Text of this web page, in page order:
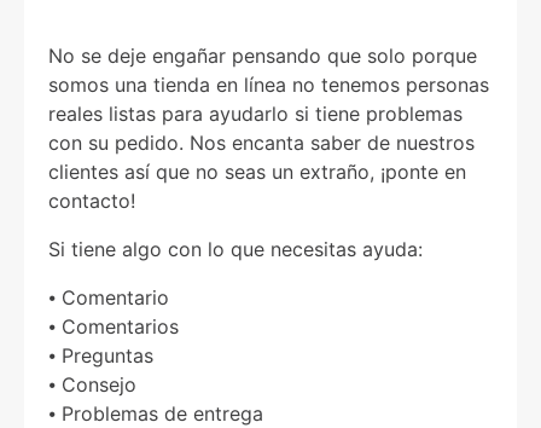
No se deje engañar pensando que solo porque
somos una tienda en línea no tenemos personas
reales listas para ayudarlo si tiene problemas
con su pedido. Nos encanta saber de nuestros
clientes así que no seas un extraño, ¡ponte en
contacto!
Si tiene algo con lo que necesitas ayuda:
⦁ Comentario
⦁ Comentarios
⦁ Preguntas
⦁ Consejo
⦁ Problemas de entrega